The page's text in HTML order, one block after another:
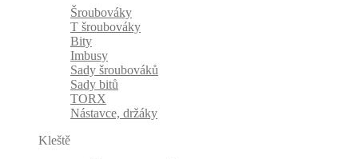
Šroubováky
T šroubováky
Bity
Imbusy
Sady šroubováků
Sady bitů
TORX
Nástavce, držáky
Kleště